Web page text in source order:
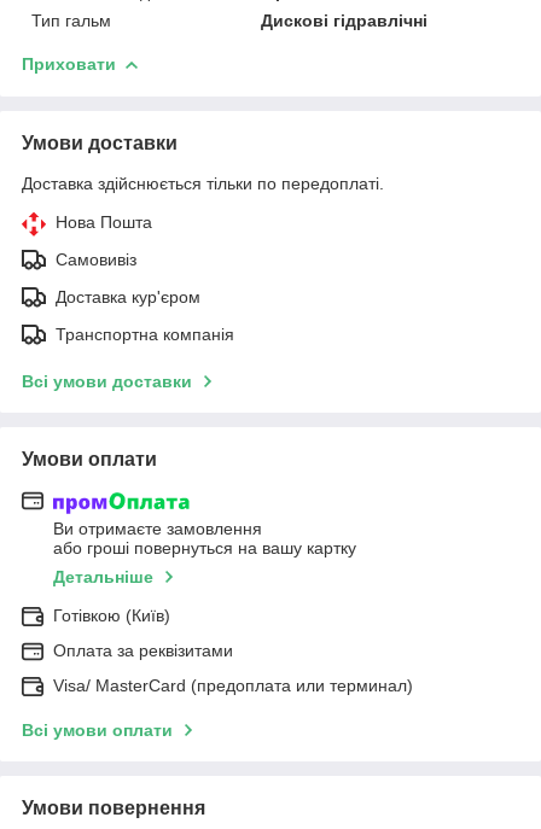
Тип гальм
Дискові гідравлічні
Приховати
Умови доставки
Доставка здійснюється тільки по передоплаті.
Нова Пошта
Самовивіз
Доставка кур'єром
Транспортна компанія
Всі умови доставки
Умови оплати
Ви отримаєте замовлення
або гроші повернуться на вашу картку
Детальніше
Готівкою (Київ)
Оплата за реквізитами
Visa/ MasterCard (предоплата или терминал)
Всі умови оплати
Умови повернення